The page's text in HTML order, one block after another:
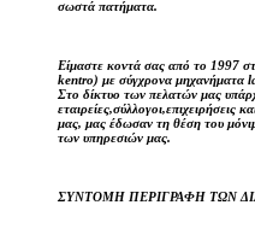
σωστά πατήματα.
Είμαστε κοντά σας από το 1997
kentro) με σύγχρονα μηχανήματα
Στο δίκτυο των πελατών μας
εταιρείες,σύλλογοι,επιχειρήσεις
μας, μας έδωσαν τη θέση του
των υπηρεσιών μας.
ΣΥΝΤΟΜΗ ΠΕΡΙΓΡΑΦΗ ΤΩΝ